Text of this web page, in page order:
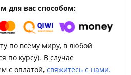
для вас способом:
по всему миру, в любой
по курсу). В случае
с оплатой, свяжитесь с нами.